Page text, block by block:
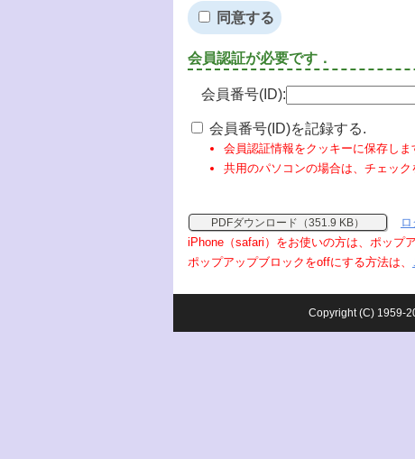
同意する
会員認証が必要です．
会員番号(ID):
会員番号(ID)を記録する.
会員認証情報をクッキーに保存し
共用のパソコンの場合は、チェック
PDFダウンロード（351.9 KB）
iPhone（safari）をお使いの方は、ポップ
ポップアップブロックをoffにする方法は、
Copyright (C) 1959-